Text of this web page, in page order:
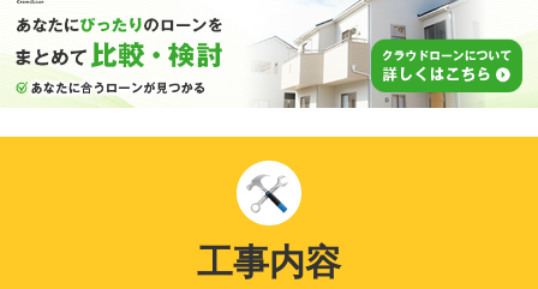
工事内容